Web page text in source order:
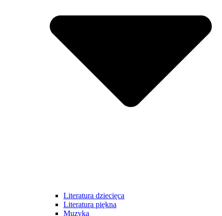
Literatura dziecięca
Literatura piękna
Muzyka